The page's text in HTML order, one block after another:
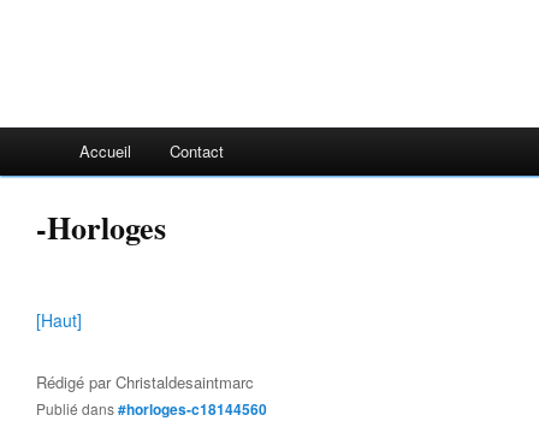
Accueil Contact
-Horloges
[Haut]
Rédigé parChristaldesaintmarc
Publié dans#horloges-c18144560